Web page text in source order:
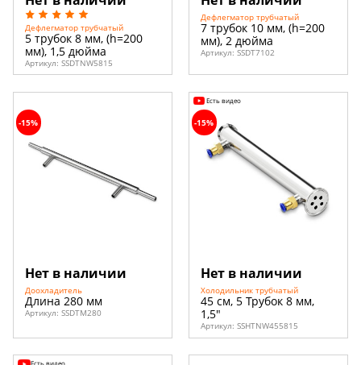
Дефлегматор трубчатый
5 трубок 8 мм, (h=200
мм), 1,5 дюйма
Артикул: SSDTNW5815
Дефлегматор трубчатый
7 трубок 10 мм, (h=200
мм), 2 дюйма
Артикул: SSDT7102
Нет в наличии
Доохладитель
Длина 280 мм
Артикул: SSDTM280
-15%
Есть видео
Нет в наличии
Холодильник трубчатый
45 см, 5 Трубок 8 мм,
1,5"
Артикул: SSHTNW455815
-15%